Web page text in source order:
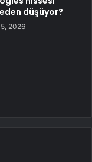
düşüyor?
2026